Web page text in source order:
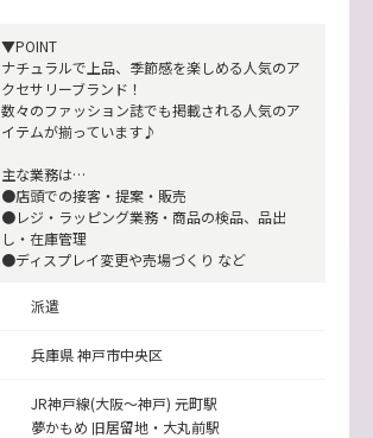
▼POINT
ナチュラルで上品、季節感を楽しめる人気のア
クセサリーブランド！
数々のファッション誌でも掲載される人気のア
イテムが揃っています♪
主な業務は…
●店頭での接客・提案・販売
●レジ・ラッピング業務・商品の検品、品出
し・在庫管理
●ディスプレイ変更や売場づくり など
派遣
兵庫県 神戸市中央区
JR神戸線(大阪～神戸)元町駅
夢かもめ 旧居留地・大丸前駅